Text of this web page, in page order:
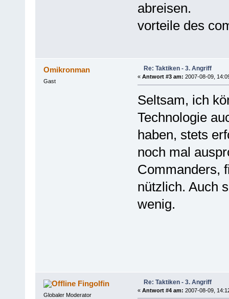
abreisen.
vorteile des
Omikronman
Gast
Re: Taktiken - 3. Angriff
« Antwort #3 am: 2007-08-09,
Seltsam, ich
Technologie
haben, stets
noch mal
Commanders,
nützlich. Auch
wenig.
Fingolfin
Globaler Moderator
Re: Taktiken - 3. Angriff
« Antwort #4 am: 2007-08-09,